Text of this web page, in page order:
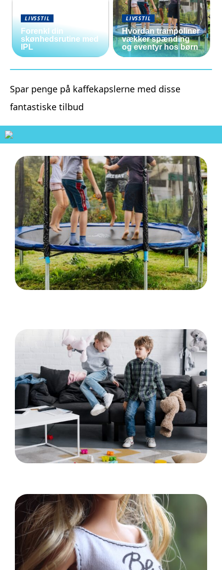
LIVSSTIL
Forenkl din
skønhedsrutine med
IPL
LIVSSTIL
Hvordan trampoliner
vækker spænding
og eventyr hos børn
Spar penge på kaffekapslerne med disse
fantastiske tilbud